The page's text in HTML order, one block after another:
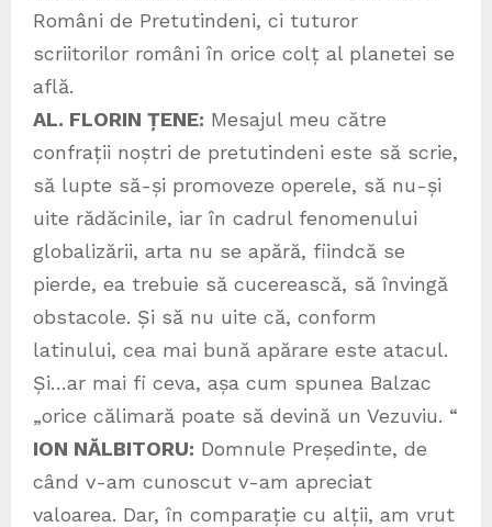
Români de Pretutindeni, ci tuturor
scriitorilor români în orice colț al planetei se
află.
AL. FLORIN ȚENE: Mesajul meu către
confrații noștri de pretutindeni este să scrie,
să lupte să-și promoveze operele, să nu-și
uite rădăcinile, iar în cadrul fenomenului
globalizării, arta nu se apără, fiindcă se
pierde, ea trebuie să cucerească, să învingă
obstacole. Și să nu uite că, conform
latinului, cea mai bună apărare este atacul.
Și…ar mai fi ceva, așa cum spunea Balzac
„orice călimară poate să devină un Vezuviu. “
ION NĂLBITORU: Domnule Președinte, de
când v-am cunoscut v-am apreciat
valoarea. Dar, în comparație cu alții, am vrut